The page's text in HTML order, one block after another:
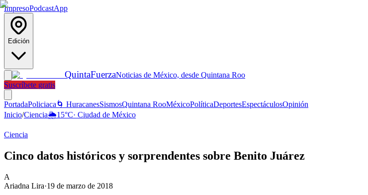
ImpresoPodcastApp
Edición
QuintaFuerzaNoticias de México, desde Quintana Roo
Suscríbete gratis
PortadaPoliciaca 🌀 HuracanesSismosQuintana RooMéxicoPolíticaDeportesEspectáculosOpinión
Inicio/Ciencia🌦️15°C· Ciudad de México
Ciencia
Cinco datos históricos y sorprendentes sobre Benito Juárez
A
Ariadna Lira·19 de marzo de 2018